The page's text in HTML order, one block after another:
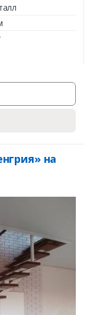
на